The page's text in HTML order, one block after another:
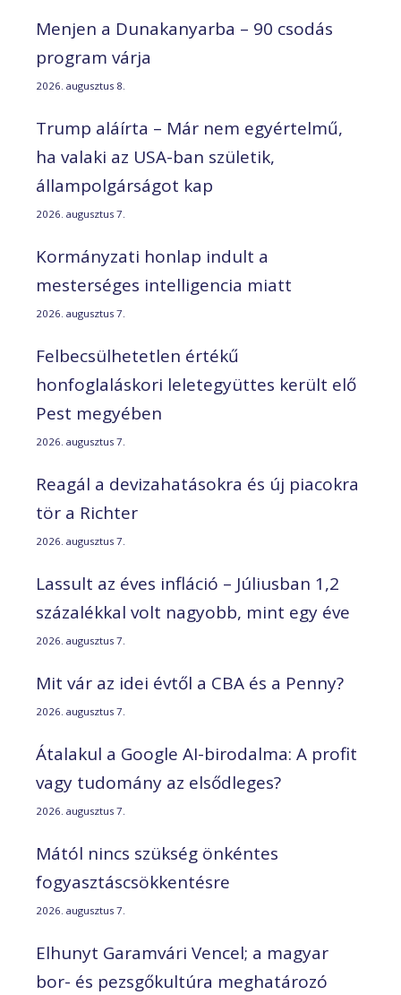
Menjen a Dunakanyarba – 90 csodás
program várja
2026. augusztus 8.
Trump aláírta – Már nem egyértelmű,
ha valaki az USA-ban születik,
állampolgárságot kap
2026. augusztus 7.
Kormányzati honlap indult a
mesterséges intelligencia miatt
2026. augusztus 7.
Felbecsülhetetlen értékű
honfoglaláskori leletegyüttes került elő
Pest megyében
2026. augusztus 7.
Reagál a devizahatásokra és új piacokra
tör a Richter
2026. augusztus 7.
Lassult az éves infláció – Júliusban 1,2
százalékkal volt nagyobb, mint egy éve
2026. augusztus 7.
Mit vár az idei évtől a CBA és a Penny?
2026. augusztus 7.
Átalakul a Google AI-birodalma: A profit
vagy tudomány az elsődleges?
2026. augusztus 7.
Mától nincs szükség önkéntes
fogyasztáscsökkentésre
2026. augusztus 7.
Elhunyt Garamvári Vencel; a magyar
bor- és pezsgőkultúra meghatározó